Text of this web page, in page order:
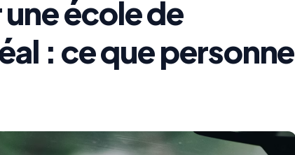
école de
: ce que personne